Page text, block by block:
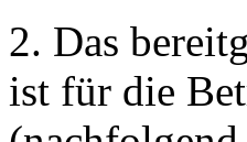
2. Das
ist für die